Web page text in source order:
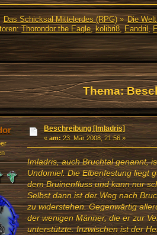
Das Schicksal Mittelerdes (RPG)» Die
Thorondor the Eagle,kolibri8,Eandril ,
Thema:
Beschreibung [Imladris]
«am:23. Mär 2008, 21:56 »
Imladris, auch Bruchtal genannt,
Undomiel. Die Elbenfestung liegt
dem Bruinenfluss und kann nur
Selbst dann ist der Weg nach
zu widerstehen. Gegenwärtig
der wenigen Männer, die er zur
unterstützte. Inzwischen ist der